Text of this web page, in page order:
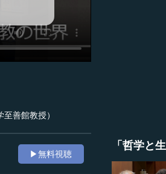
善館教授）
▶無料視聴
「哲学と